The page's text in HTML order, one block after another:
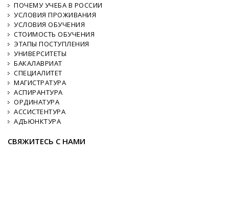
ПОЧЕМУ УЧЕБА В РОССИИ
УСЛОВИЯ ПРОЖИВАНИЯ
УСЛОВИЯ ОБУЧЕНИЯ
СТОИМОСТЬ ОБУЧЕНИЯ
ЭТАПЫ ПОСТУПЛЕНИЯ
УНИВЕРСИТЕТЫ
БАКАЛАВРИАТ
СПЕЦИАЛИТЕТ
МАГИСТРАТУРА
АСПИРАНТУРА
ОРДИНАТУРА
АССИСТЕНТУРА
АДЪЮНКТУРА
СВЯЖИТЕСЬ С НАМИ